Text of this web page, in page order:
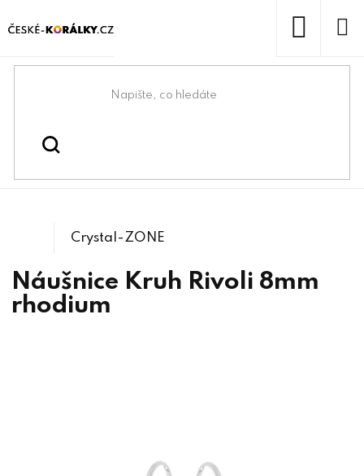
na
Domů
Swarovski® & lůžka
Crystals /
Náušnice Kruh Rivoli 8mm
rhodium
Crystal-ZONE